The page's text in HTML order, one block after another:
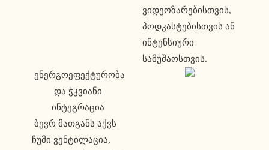
ვიდეოზარებისთვის,
პოდკასტებისთვის ან
ინტენსიური
სამუშაოსთვის.
ენერგოეფექტურობა
და ჭკვიანი
ინტეგრაცია
ბევრ მათგანს აქვს
ჩუმი ვენტილაცია,